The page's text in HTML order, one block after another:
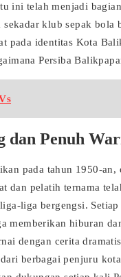
ini telah menjadi
klub sepak bola
pada identitas Kota
Persiba
dan Penuh
pada tahun 1950-
dan pelatih ternama
liga bergengsi.
memberikan hiburan
dengan cerita
berbagai penjuru